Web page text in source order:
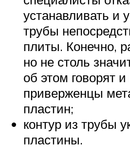
устанавливать и
трубы
плиты. Конечно,
но не столь
об этом говорят
приверженцы
пластин;
контур из трубы
пластины.